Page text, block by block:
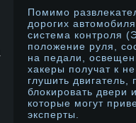
Помимο
дοрοгих
система контрοля
положение руля,
на педали,
хакеры получат к
глушить двигатель,
блокирοвать двери
которые мοгут
эксперты.